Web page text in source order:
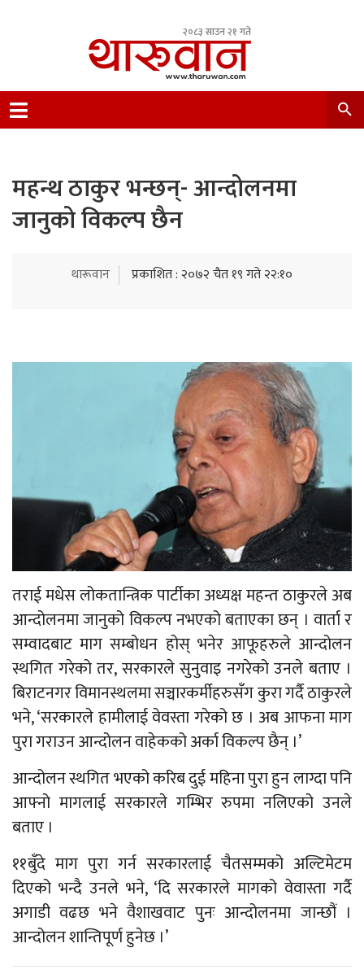
२०८३ साउन २१ गते
Nepal.
महन्थ ठाकुर भन्छन्- आन्दोलनमा
जानुको विकल्प छैन
थारूवान प्रकाशित : २०७२ चैत १९ गते २२:१०
तराई मधेस लोकतान्त्रिक पार्टीका अध्यक्ष महन्त ठाकुरले अब
आन्दोलनमा जानुको विकल्प नभएको बताएका छन् । वार्ता र
सम्वादबाट माग सम्बोधन होस् भनेर आफूहरुले आन्दोलन
स्थगित गरेको तर, सरकारले सुनुवाइ नगरेको उनले बताए ।
बिराटनगर विमानस्थलमा सञ्चारकर्मीहरुसँग कुरा गर्दै ठाकुरले
भने, ‘सरकारले हामीलाई वेवस्ता गरेको छ । अब आफना माग
पुरा गराउन आन्दोलन वाहेकको अर्का विकल्प छैन् ।’
आन्दोलन स्थगित भएको करिब दुई महिना पुरा हुन लाग्दा पनि
आफ्नो मागलाई सरकारले गम्भिर रुपमा नलिएको उनले
बताए ।
११बुँदे माग पुरा गर्न सरकारलाई चैतसम्मको अल्टिमेटम
दिएको भन्दै उनले भने, ‘दि सरकारले मागको वेवास्ता गर्दै
अगाडी वढछ भने वैशाखवाट पुनः आन्दोलनमा जान्छौं ।
आन्दोलन शान्तिपूर्ण हुनेछ ।’